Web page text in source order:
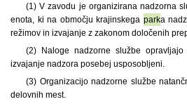
(1) V zavodu je organizirana nadzorna
enota, ki na območju krajinskega parka
režimov in izvajanje z zakonom določenih
(2) Naloge nadzorne službe
izvajanje nadzora posebej usposobljeni.
(3) Organizacijo nadzorne službe
delovnih mest.